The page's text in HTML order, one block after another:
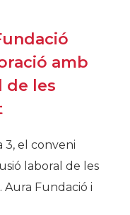
amb
de les
el conveni
laboral de les
Aura Fundació i